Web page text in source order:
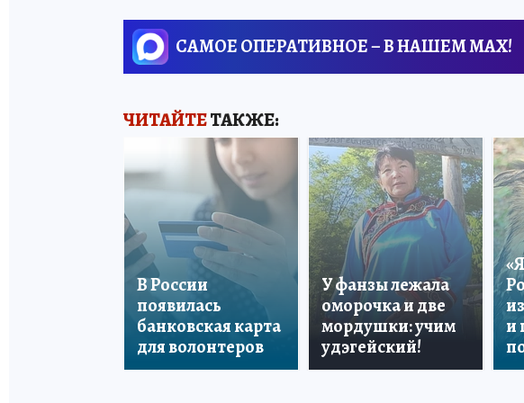
САМОЕ ОПЕРАТИВНОЕ – В НАШЕМ MAX!
ЧИТАЙТЕТАКЖЕ:
В России
появилась
банковская карта
для волонтеров
У фанзы лежала
оморочка и две
мордушки: учим
удэгейский!
и